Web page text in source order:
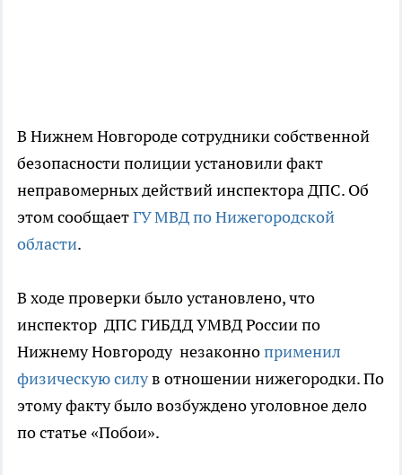
В Нижнем Новгороде сотрудники собственной
безопасности полиции установили факт
неправомерных действий инспектора ДПС. Об
этом сообщаетГУ МВД по Нижегородской
области.
В ходе проверки было установлено, что
инспектор ДПС ГИБДД УМВД России по
Нижнему Новгороду незаконноприменил
физическую силув отношении нижегородки. По
этому факту было возбуждено уголовное дело
по статье «Побои».